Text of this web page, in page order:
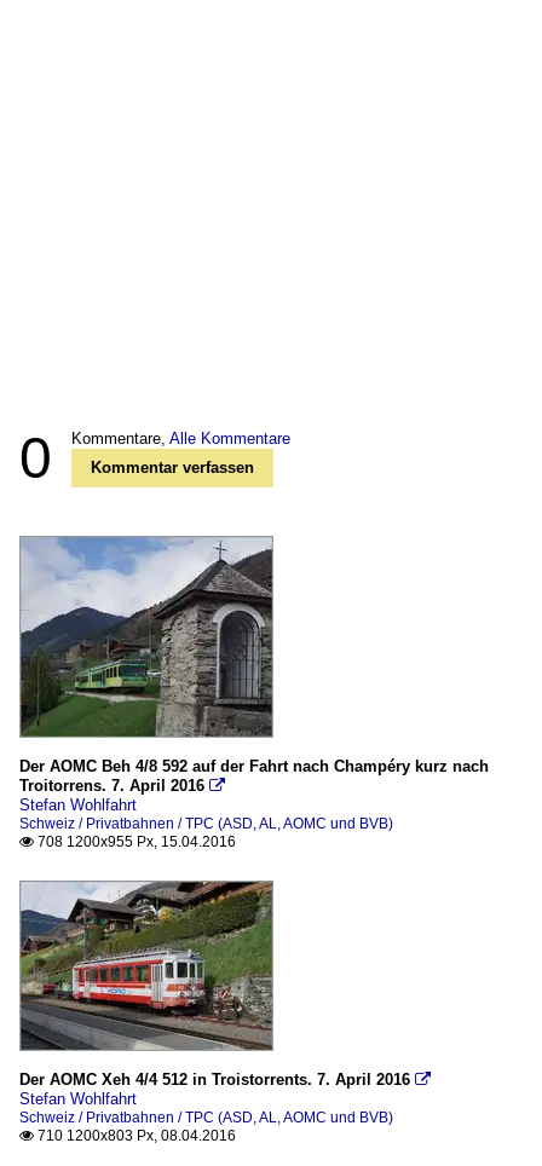
0 Kommentare, Alle Kommentare
Kommentar verfassen
Der AOMC Beh 4/8 592 auf der Fahrt nach Champéry kurz nach
Troitorrens. 7. April 2016 
Stefan Wohlfahrt
Schweiz / Privatbahnen / TPC (ASD, AL, AOMC und BVB)
 708 1200x955 Px, 15.04.2016
Der AOMC Xeh 4/4 512 in Troistorrents. 7. April 2016 
Stefan Wohlfahrt
Schweiz / Privatbahnen / TPC (ASD, AL, AOMC und BVB)
 710 1200x803 Px, 08.04.2016